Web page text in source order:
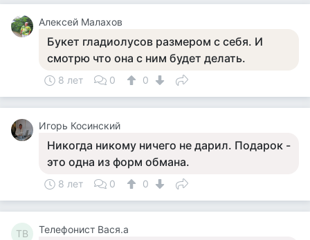
Алексей Малахов
Букет гладиолусов размером с себя. И
смотрю что она с ним будет делать.
8 лет 0 0
Игорь Косинский
Никогда никому ничего не дарил. Подарок -
это одна из форм обмана.
8 лет 0 0
ТВ Телефонист Вася.а